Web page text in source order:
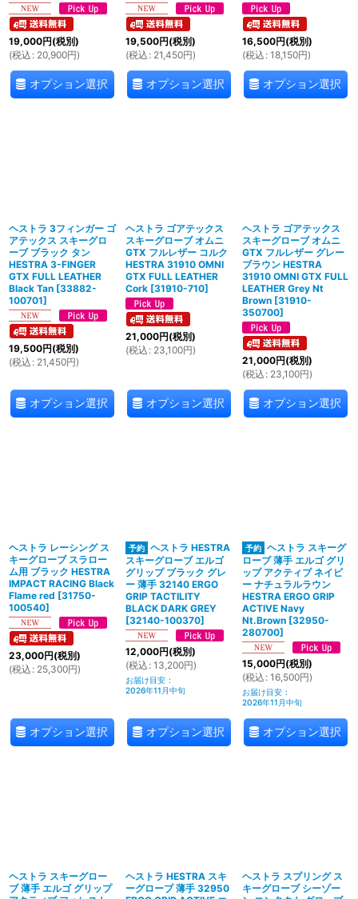
19,000円(税別)
(税込 : 20,900円)
オプション選択
19,500円(税別)
(税込 : 21,450円)
オプション選択
16,500円(税別)
(税込 : 18,150円)
オプション選択
ヘストラ 3フィンガー ゴ
アテックス スキーグロ
ーブ ブラック タン
HESTRA 3-FINGER
GTX FULL LEATHER
Black Tan [33882-
100701]
19,500円(税別)
(税込 : 21,450円)
オプション選択
ヘストラ ゴアテックス
スキーグローブ オムニ
GTX フルレザー コルク
HESTRA 31910 OMNI
GTX FULL LEATHER
Cork [31910-710]
21,000円(税別)
(税込 : 23,100円)
オプション選択
ヘストラ ゴアテックス
スキーグローブ オムニ
GTX フルレザー グレー
ブラウン HESTRA
31910 OMNI GTX FULL
LEATHER Grey Nt
Brown [31910-
350700]
21,000円(税別)
(税込 : 23,100円)
オプション選択
ヘストラ レーシング ス
キーグローブ スラロー
ム用 ブラック HESTRA
IMPACT RACING Black
Flame red [31750-
100540]
23,000円(税別)
(税込 : 25,300円)
オプション選択
ヘストラ HESTRA
スキーグローブ エルゴ
グリップ ブラック グレ
ー 薄手 32140 ERGO
GRIP TACTILITY
BLACK DARK GREY
[32140-100370]
12,000円(税別)
(税込 : 13,200円)
お届け目安 :
2026年11月中旬
オプション選択
ヘストラ スキーグ
ローブ 薄手 エルゴ グリ
ップ アクティブ ネイビ
ー ナチュラルラウン
HESTRA ERGO GRIP
ACTIVE Navy
Nt.Brown [32950-
280700]
15,000円(税別)
(税込 : 16,500円)
お届け目安 :
2026年11月中旬
オプション選択
ヘストラ スキーグロー
ブ 薄手 エルゴ グリップ
ヘストラ HESTRA スキ
ーグローブ 薄手 32950
ヘストラ スプリング ス
キーグローブ シーゾー